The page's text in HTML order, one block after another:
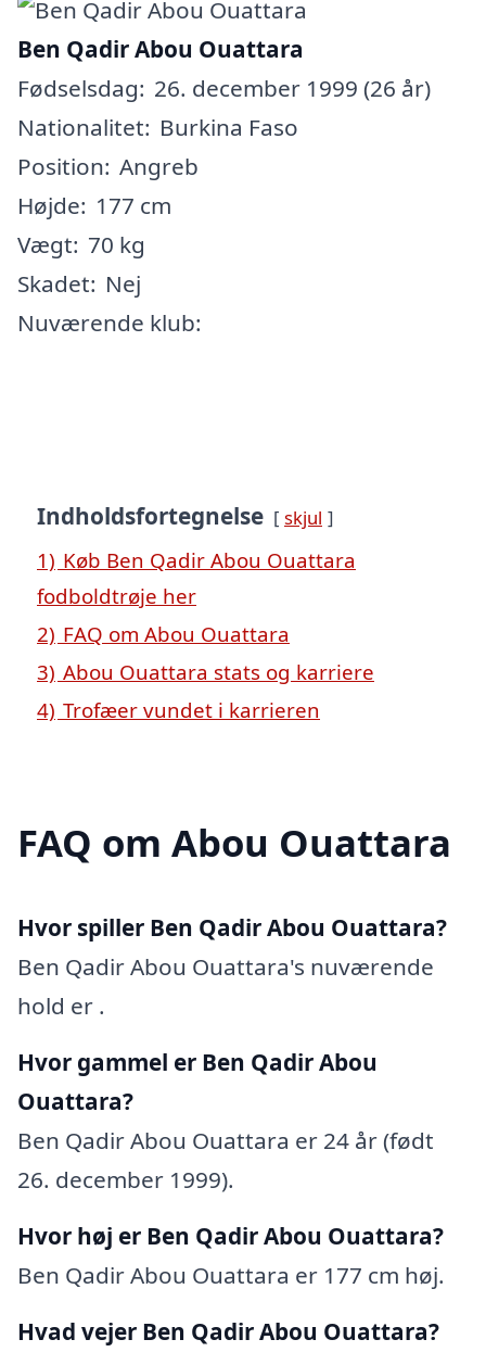
Ben Qadir Abou Ouattara
Fødselsdag: 26. december 1999 (26 år)
Nationalitet: Burkina Faso
Position: Angreb
Højde: 177 cm
Vægt: 70 kg
Skadet: Nej
Nuværende klub:
Indholdsfortegnelse skjul
1) Køb Ben Qadir Abou Ouattara
fodboldtrøje her
2) FAQ om Abou Ouattara
3) Abou Ouattara stats og karriere
4) Trofæer vundet i karrieren
FAQ om Abou Ouattara
Hvor spiller Ben Qadir Abou Ouattara?
Ben Qadir Abou Ouattara's nuværende
hold er .
Hvor gammel er Ben Qadir Abou
Ouattara?
Ben Qadir Abou Ouattara er 24 år (født
26. december 1999).
Hvor høj er Ben Qadir Abou Ouattara?
Ben Qadir Abou Ouattara er 177 cm høj.
Hvad vejer Ben Qadir Abou Ouattara?